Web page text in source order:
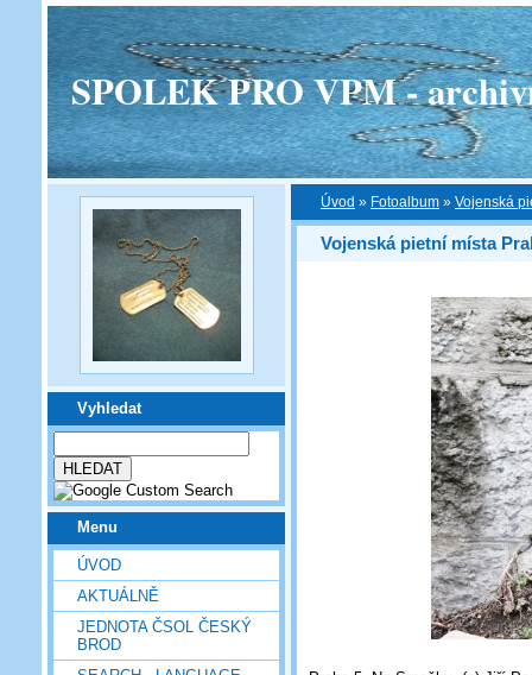
SPOLEK PRO VPM -
Vyhledat
Menu
ÚVOD
AKTUÁLNĚ
JEDNOTA ČSOL ČESKÝ
BROD
Úvod » Fotoalbum » Vojenská
Vojenská pietní místa